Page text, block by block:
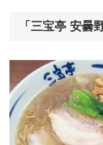
「三宝亭 安曇